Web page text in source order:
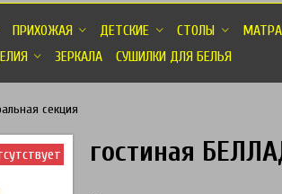
ПРИХОЖАЯ ДЕТСКИЕ СТОЛЫ
ЗЕРКАЛА СУШИЛКИ ДЛЯ БЕЛЬЯ
секция
гостиная